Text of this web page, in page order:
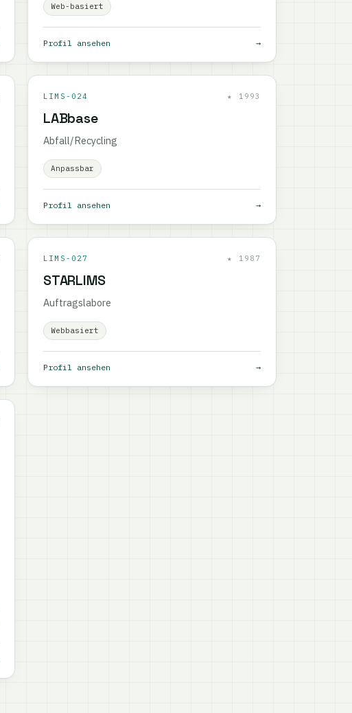
Web-basiert
Profil ansehen →
LIMS-024 ★ 1993
LABbase
Abfall/Recycling
Anpassbar
Profil ansehen →
LIMS-027 ★ 1987
STARLIMS
Auftragslabore
Webbasiert
Profil ansehen →